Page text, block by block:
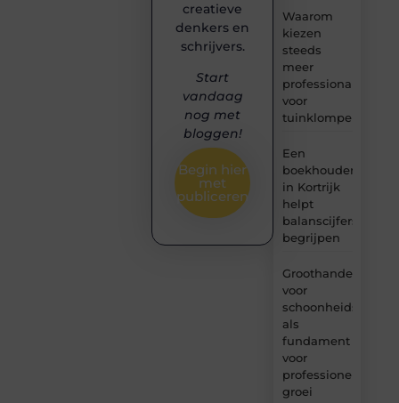
Waarom
kiezen
steeds
meer
professionals
voor
tuinklompen?
Een
boekhouder
in Kortrijk
helpt
balanscijfers
begrijpen
Groothandel
voor
als
fundament
voor
professionele
groei
creatieve
denkers en
schrijvers.
Start
vandaag
nog met
bloggen!
Begin hier
met
publiceren